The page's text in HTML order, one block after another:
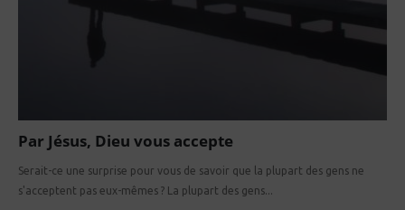
Par Jésus, Dieu vous accepte
Serait-ce une surprise pour vous de savoir que la plupart des gens ne
s'acceptent pas eux-mêmes ? La plupart des gens...